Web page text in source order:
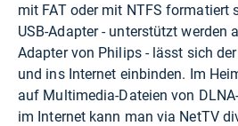
mit FAT oder mit NTFS formatiert
USB-Adapter - unterstützt werden
Adapter von Philips - lässt sich
und ins Internet einbinden. Im
auf Multimedia-Dateien von
im Internet kann man via NetTV